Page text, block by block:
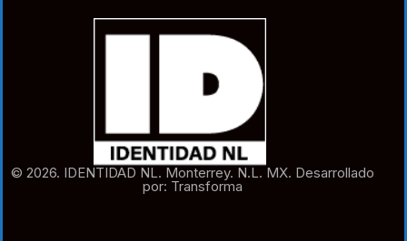
© 2026. IDENTIDAD NL. Monterrey. N.L. MX. Desarrollado
por: Transforma